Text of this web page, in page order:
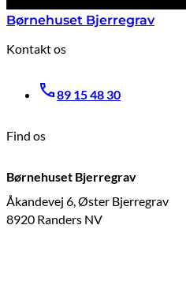
Børnehuset Bjerregrav
Kontakt os
89 15 48 30
Find os
Børnehuset Bjerregrav
Åkandevej 6, Øster Bjerregrav
8920 Randers NV